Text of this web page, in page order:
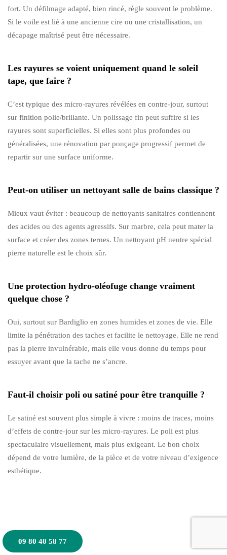
fort. Un défilmage adapté, bien rincé, règle souvent le problème.
Si le voile est lié à une ancienne cire ou une cristallisation, un
décapage maîtrisé peut être nécessaire.
Les rayures se voient uniquement quand le soleil
tape, que faire ?
C’est typique des micro-rayures révélées en contre-jour, surtout
sur finition polie/brillante. Un polissage fin peut suffire si les
rayures sont superficielles. Si elles sont plus profondes ou
généralisées, une rénovation par ponçage progressif permet de
repartir sur une surface uniforme.
Peut-on utiliser un nettoyant salle de bains classique ?
Mieux vaut éviter : beaucoup de nettoyants sanitaires contiennent
des acides ou des agents agressifs. Sur marbre, cela peut mater la
surface et créer des zones ternes. Un nettoyant pH neutre spécial
pierre naturelle est le choix sûr.
Une protection hydro-oléofuge change vraiment
quelque chose ?
Oui, surtout sur Bardiglio en zones humides et zones de vie. Elle
limite la pénétration des taches et facilite le nettoyage. Elle ne rend
pas la pierre invulnérable, mais elle vous donne du temps pour
essuyer avant que la tache ne s’ancre.
Faut-il choisir poli ou satiné pour être tranquille ?
Le satiné est souvent plus simple à vivre : moins de traces, moins
d’effets de contre-jour sur les micro-rayures. Le poli est plus
spectaculaire visuellement, mais plus exigeant. Le bon choix
dépend de votre lumière, de la pièce et de votre niveau d’exigence
esthétique.
09 80 40 58 77